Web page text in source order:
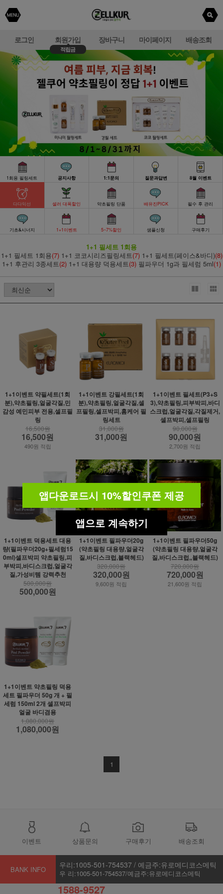
로그인 회원가입
적립금
장바구니 마이페이지 배송조회
1회용 필링세트 공지사항 1:1문의 질문과답변 8월 이벤트
다다익선 셀러 대폭할인 약초필링 단품 배유진PICK 필수 후 관리
기초&시너지 1+1이벤트 5~7%할인 샘플신청 구매후기
1+1 필세트 1회용
1+1 필세트 1회용(7) 1+1 코코시리즈필링세트(7) 1+1 필세트(페이스&바디)(8)
1+1 후관리 3종세트(2) 1+1 대용량 덕용세트(3) 필파우더 1g과 필세럼 5ml(1)
1+1이벤트 약필세트(1회
분),약초필링,얼굴각질,민
감성 예민피부 전용,셀프필
링
16,500원
16,500원
490원 적립
1+1이벤트 강필세트(1회
분),약초필링,얼굴각질,셀
프필링,셀프박피,홈케어 필
링세트
31,000원
31,000원
1+1이벤트 필세트(P3+S
3),약초필링,피부박피,바디
스크럽,얼굴각질,각질제거,
셀프박피,셀프필링
90,000원
90,000원
2,700원 적립
1+1이벤트 덕용세트 대용
량(필파우더20g+필세럼15
0ml)셀프박피 약초필링,피
부박피,바디스크럽,얼굴각
질,가성비템 강력추천
500,000원
500,000원
1+1이벤트 필파우더20g
(약초필링 대용량,얼굴각
질,바디스크럽,블랙헤드)
320,000원
320,000원
9,600원 적립
1+1이벤트 필파우더50g
(약초필링 대용량,얼굴각
질,바디스크럽,,블랙헤드)
720,000원
720,000원
21,600원 적립
1+1이벤트 약초필링 덕용
세트 필파우더 50g 개 + 필
세럼 150ml 2개 셀프박피
얼굴 바디겸용
1,080,000원
1,080,000원
1
이벤트 상품문의 구매후기 배송조회
BANK INFO 우리:1005-501-754537 / 예금주:유로메디코스메틱
우 리:1005-501-754537/예금주:유로메디코스메틱
1588-9527
앱다운로드시 10%할인쿠폰 제공
앱으로 계속하기